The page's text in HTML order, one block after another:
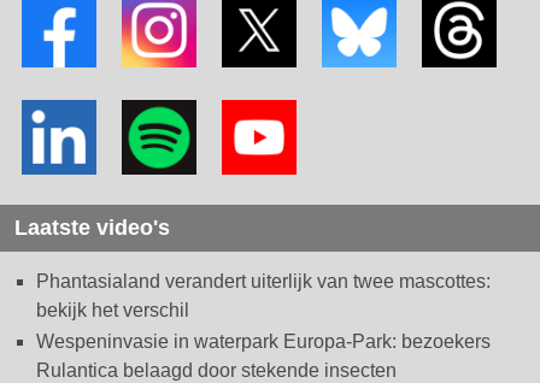
Laatste video's
Phantasialand verandert uiterlijk van twee mascottes:
bekijk het verschil
Wespeninvasie in waterpark Europa-Park: bezoekers
Rulantica belaagd door stekende insecten